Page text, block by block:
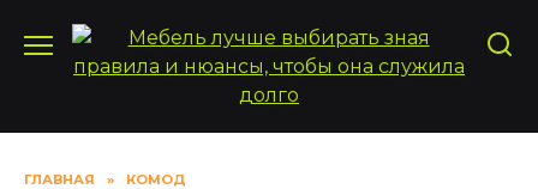
содержанию
ГЛАВНАЯ » КОМОД